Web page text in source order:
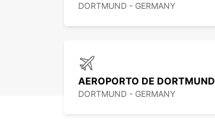
DORTMUND - GERMANY
AEROPORTO DE DORTMUND
DORTMUND - GERMANY